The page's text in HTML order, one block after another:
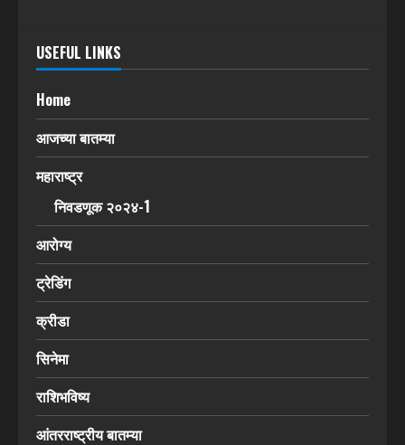
USEFUL LINKS
Home
आजच्या बातम्या
महाराष्ट्र
निवडणूक २०२४-1
आरोग्य
ट्रेडिंग
क्रीडा
सिनेमा
राशिभविष्य
आंतरराष्ट्रीय बातम्या